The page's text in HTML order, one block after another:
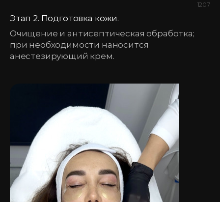
1207
Этап 2. Подготовка кожи.
Очищение и антисептическая обработка;
при необходимости наносится
анестезирующий крем.